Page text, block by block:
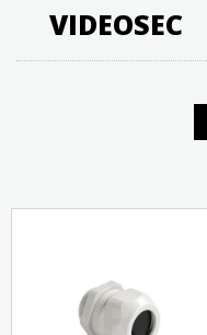
VIDEOSEC